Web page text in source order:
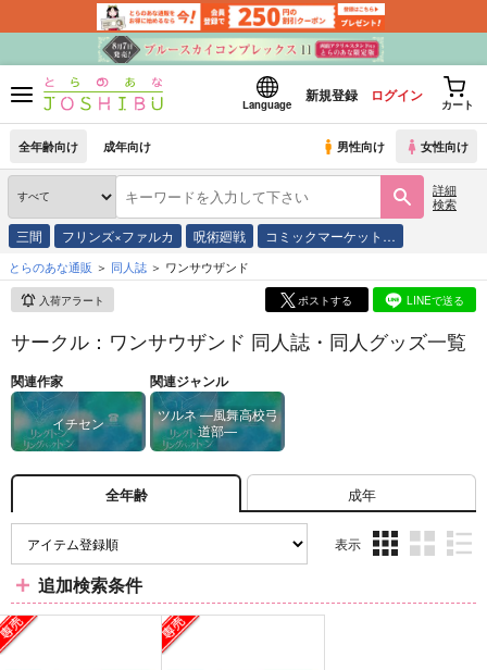
Language
新規登録 ログイン
カート
全年齢向け 成年向け 男性向け 女性向け
詳細
検索
三間 フリンズ×ファルカ 呪術廻戦 コミックマーケット…
とらのあな通販 同人誌 ワンサウザンド
入荷アラート ポストする LINEで送る
サークル：ワンサウザンド 同人誌・同人グッズ一覧
関連作家
イチセン
関連ジャンル
ツルネ ―風舞高校弓
道部―
全年齢 成年
表示
ム
ム
ム
追加検索条件